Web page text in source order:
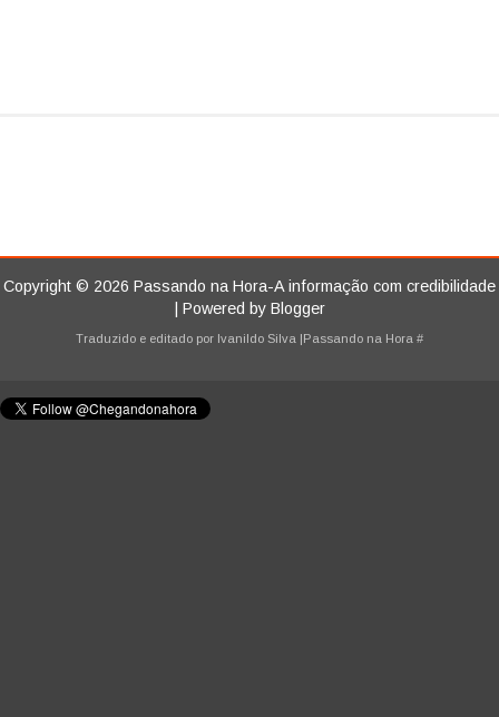
Copyright © 2026 Passando na Hora-A informação com credibilidade
| Powered by Blogger
Traduzido e editado por Ivanildo Silva |Passando na Hora #